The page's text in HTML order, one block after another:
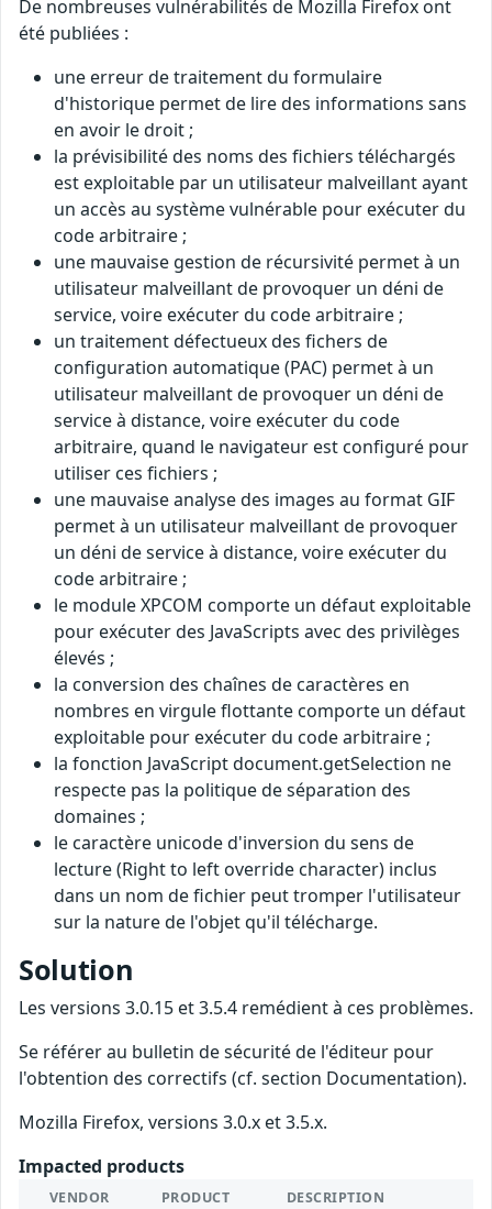
De nombreuses vulnérabilités de Mozilla Firefox ont
été publiées :
une erreur de traitement du formulaire
d'historique permet de lire des informations sans
en avoir le droit ;
la prévisibilité des noms des fichiers téléchargés
est exploitable par un utilisateur malveillant ayant
un accès au système vulnérable pour exécuter du
code arbitraire ;
une mauvaise gestion de récursivité permet à un
utilisateur malveillant de provoquer un déni de
service, voire exécuter du code arbitraire ;
un traitement défectueux des fichers de
configuration automatique (PAC) permet à un
utilisateur malveillant de provoquer un déni de
service à distance, voire exécuter du code
arbitraire, quand le navigateur est configuré pour
utiliser ces fichiers ;
une mauvaise analyse des images au format GIF
permet à un utilisateur malveillant de provoquer
un déni de service à distance, voire exécuter du
code arbitraire ;
le module XPCOM comporte un défaut exploitable
pour exécuter des JavaScripts avec des privilèges
élevés ;
la conversion des chaînes de caractères en
nombres en virgule flottante comporte un défaut
exploitable pour exécuter du code arbitraire ;
la fonction JavaScript document.getSelection ne
respecte pas la politique de séparation des
domaines ;
le caractère unicode d'inversion du sens de
lecture (Right to left override character) inclus
dans un nom de fichier peut tromper l'utilisateur
sur la nature de l'objet qu'il télécharge.
Solution
Les versions 3.0.15 et 3.5.4 remédient à ces problèmes.
Se référer au bulletin de sécurité de l'éditeur pour
l'obtention des correctifs (cf. section Documentation).
Mozilla Firefox, versions 3.0.x et 3.5.x.
Impacted products
VENDOR PRODUCT DESCRIPTION